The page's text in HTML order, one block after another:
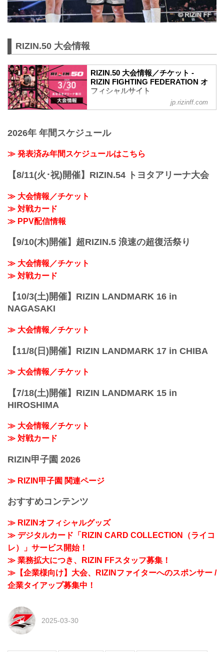
RIZIN.50 大会情報
RIZIN.50 大会情報／チケット -
RIZIN FIGHTING FEDERATION オ
フィシャルサイト
RIZIN.50のご観戦はPPVチケットをお買
さい。
- YouTube
youtu.be
終了予定時間
19:00〜20:00頃
あなぶきアリーナ...
jp.rizinff.com
2026年 年間スケジュール
≫ 発表済み年間スケジュールはこちら
【8/11(火･祝)開催】RIZIN.54 トヨタアリーナ大会
≫ 大会情報／チケット
≫ 対戦カード
≫ PPV配信情報
【9/10(木)開催】超RIZIN.5 浪速の超復活祭り
≫ 大会情報／チケット
≫ 対戦カード
【10/3(土)開催】RIZIN LANDMARK 16 in
NAGASAKI
≫ 大会情報／チケット
【11/8(日)開催】RIZIN LANDMARK 17 in CHIBA
≫ 大会情報／チケット
【7/18(土)開催】RIZIN LANDMARK 15 in
HIROSHIMA
≫ 大会情報／チケット
≫ 対戦カード
RIZIN甲子園 2026
≫ RIZIN甲子園 関連ページ
おすすめコンテンツ
≫ RIZINオフィシャルグッズ
≫ デジタルカード「RIZIN CARD COLLECTION（ライコ
レ）」サービス開始！
≫ 業務拡大につき、RIZIN FFスタッフ募集！
≫【企業様向け】大会、RIZINファイターへのスポンサー /
企業タイアップ募集中！
2025-03-30